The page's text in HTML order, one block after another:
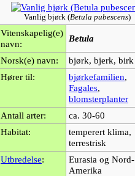
Vanlig bjørk (Betula pubescens)
Vitenskapelig(e)
navn:
Betula
Norsk(e) navn:
bjørk, bjerk, birk
Hører til:
bjørkefamilien,
Fagales,
blomsterplanter
Antall arter:
ca. 30-60
Habitat:
temperert klima,
terrestrisk
Utbredelse:
Eurasia og Nord-
Amerika